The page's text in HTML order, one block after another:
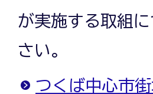
が実施する取組
さい。
つくば中心市